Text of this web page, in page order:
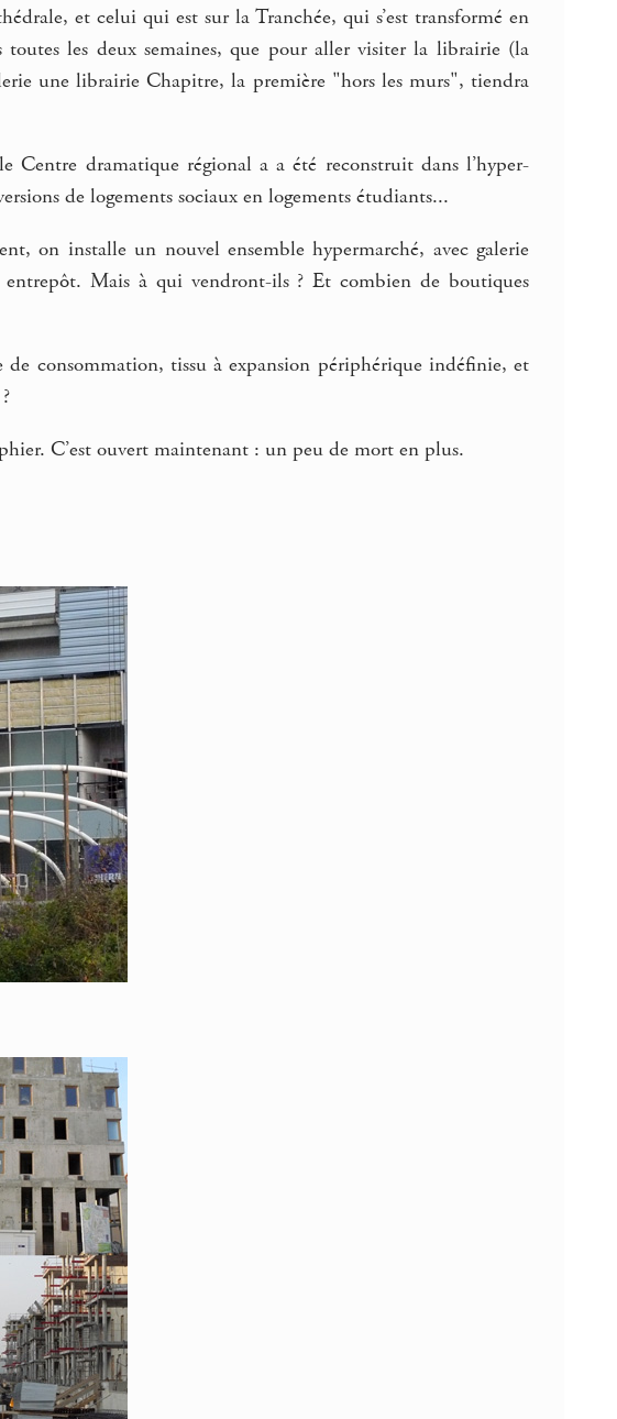
et celui qui est sur la Tranchée, qui s’est transformé en
les deux semaines, que pour aller visiter la librairie (la
une librairie Chapitre, la première "hors les murs", tiendra
Centre dramatique régional a a été reconstruit dans l’hyper-
de logements sociaux en logements étudiants...
on installe un nouvel ensemble hypermarché, avec galerie
Mais à qui vendront-ils ? Et combien de boutiques
consommation, tissu à expansion périphérique indéfinie, et
C’est ouvert maintenant : un peu de mort en plus.